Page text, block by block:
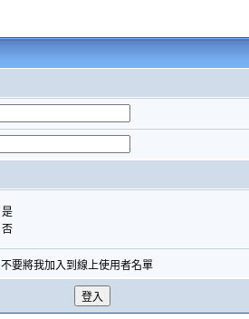
是
否
不要將我加入到線上使用者名單